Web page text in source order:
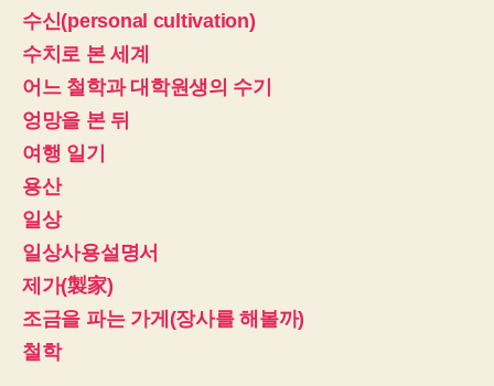
수신(personal cultivation)
수치로 본 세계
어느 철학과 대학원생의 수기
엉망을 본 뒤
여행 일기
용산
일상
일상사용설명서
제가(製家)
조금을 파는 가게(장사를 해볼까)
철학